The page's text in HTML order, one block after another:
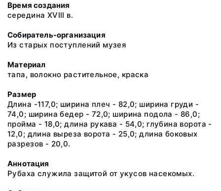
Время создания
середина XVIII в.
Собиратель-организация
Из старых поступлений музея
Материал
тапа, волокно растительное, краска
Размер
Длина -117,0; ширина плеч - 82,0; ширина груди -
74,0; ширина бедер - 72,0; ширина подола - 86,0;
пройма - 18,0; длина рукава - 54,0; глубина ворота -
12,0; длина выреза ворота - 25,0; длина боковых
разрезов - 20,0.
Аннотация
Рубаха служила защитой от укусов насекомых.